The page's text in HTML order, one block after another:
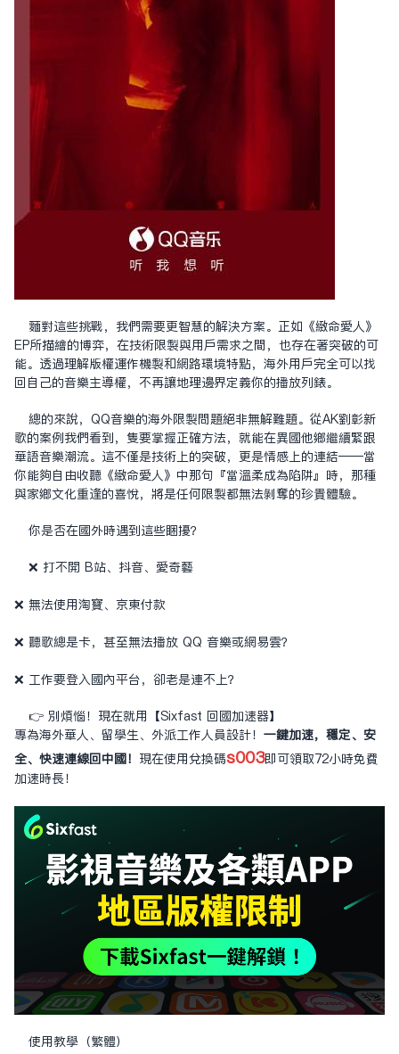
面對這些挑戰，我們需要更智慧的解決方案。正如《致命愛人》
EP所描繪的博弈，在技術限制與用戶需求之間，也存在著突破的可
能。透過理解版權運作機制和網路環境特點，海外用戶完全可以找
回自己的音樂主導權，不再讓地理邊界定義你的播放列表。
總的來說，QQ音樂的海外限制問題絕非無解難題。從AK劉彰新
歌的案例我們看到，只要掌握正確方法，就能在異國他鄉繼續緊跟
華語音樂潮流。這不僅是技術上的突破，更是情感上的連結——當
你能夠自由收聽《致命愛人》中那句『當溫柔成為陷阱』時，那種
與家鄉文化重逢的喜悅，將是任何限制都無法剝奪的珍貴體驗。
你是否在國外時遇到這些困擾？
❌ 打不開 B站、抖音、愛奇藝
❌ 無法使用淘寶、京東付款
❌ 聽歌總是卡，甚至無法播放 QQ 音樂或網易雲？
❌ 工作要登入國內平台，卻老是連不上？
👉 別煩惱！現在就用【Sixfast 回國加速器】
專為海外華人、留學生、外派工作人員設計！ 一鍵加速，穩定、安
全、快速連線回中國！ 現在使用兌換碼s003即可領取72小時免費
加速時長！
使用教學（繁體）